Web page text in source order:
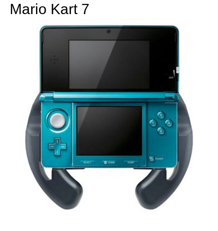
Mario Kart 7